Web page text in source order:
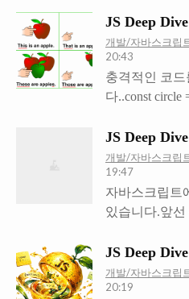
(b) { const z =
z); }
y, z 따위로 지
알 수 있는 코
니다. 제가..
유지할 수 있
요 실행 컨텍
입니다. 한번
시다. 소스 코
프리터 언어
다
소스 코드에는
다.타입에 따
과정도 달라지
도 달라집니다
냐.실행 컨텍
등의 선언문만
식별자를 실행
JS Deep
개발/자바스크립
20:43
충격적인 코드
다..const circle
식별자 이름
는 것에 적잖
위와 같이 객
하면 같은 형
getDiameter()
러 개 만드려
적어줘야 하기
JS Deep
개발/자바스크립
19:47
자바스크립트
있습니다.앞
최대한 에러
계되어 있죠.
면 문제가 생
JS Deep
개발/자바스크립
20:19